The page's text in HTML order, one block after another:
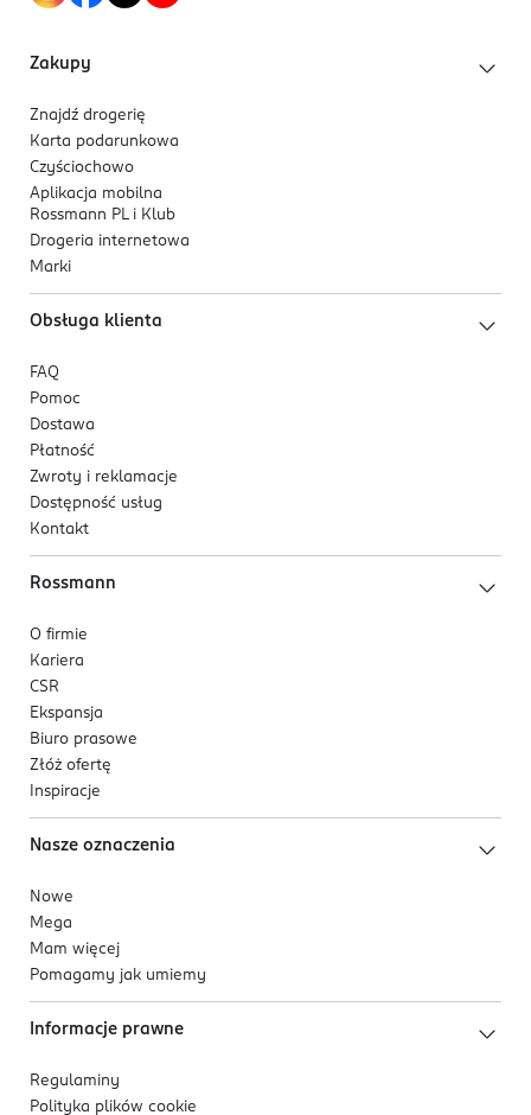
Zakupy
Znajdź drogerię
Karta podarunkowa
Czyściochowo
Aplikacja mobilna
Rossmann PL i Klub
Drogeria internetowa
Marki
Obsługa klienta
FAQ
Pomoc
Dostawa
Płatność
Zwroty i reklamacje
Dostępność usług
Kontakt
Rossmann
O firmie
Kariera
CSR
Ekspansja
Biuro prasowe
Złóż ofertę
Inspiracje
Nasze oznaczenia
Nowe
Mega
Mam więcej
Pomagamy jak umiemy
Informacje prawne
Regulaminy
Polityka plików cookie